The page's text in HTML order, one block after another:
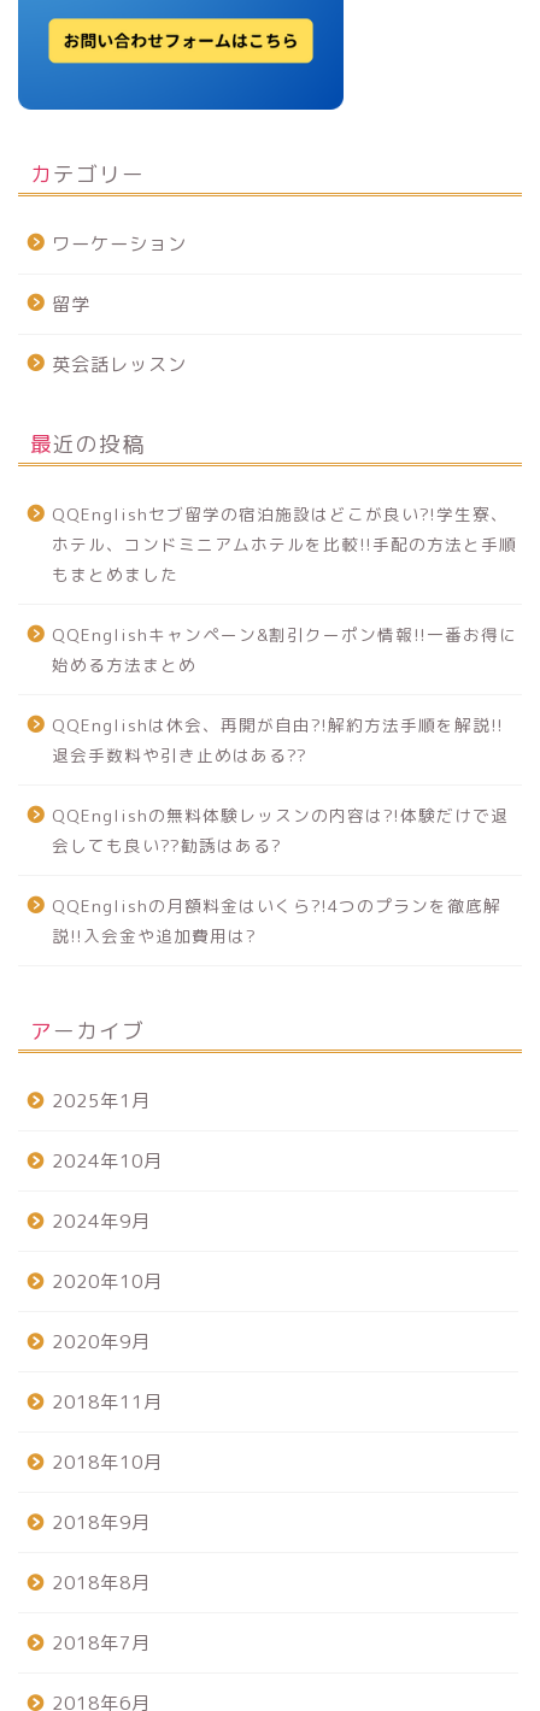
カテゴリー
ワーケーション
留学
英会話レッスン
最近の投稿
QQEnglishセブ留学の宿泊施設はどこが良い?!学生寮、
ホテル、コンドミニアムホテルを比較!!手配の方法と手順
もまとめました
QQEnglishキャンペーン&割引クーポン情報!!一番お得に
始める方法まとめ
QQEnglishは休会、再開が自由?!解約方法手順を解説!!
退会手数料や引き止めはある??
QQEnglishの無料体験レッスンの内容は?!体験だけで退
会しても良い??勧誘はある?
QQEnglishの月額料金はいくら?!4つのプランを徹底解
説!!入会金や追加費用は?
アーカイブ
2025年1月
2024年10月
2024年9月
2020年10月
2020年9月
2018年11月
2018年10月
2018年9月
2018年8月
2018年7月
2018年6月